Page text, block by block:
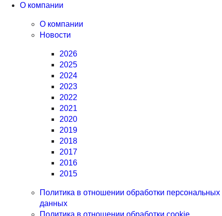
О компании
О компании
Новости
2026
2025
2024
2023
2022
2021
2020
2019
2018
2017
2016
2015
Политика в отношении обработки персональных
данных